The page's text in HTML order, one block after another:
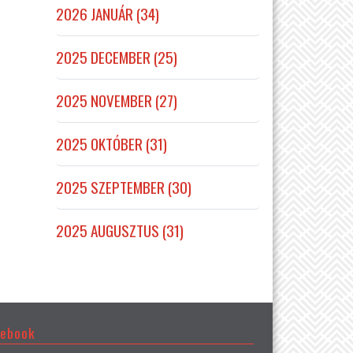
2026 JANUÁR (34)
2025 DECEMBER (25)
2025 NOVEMBER (27)
2025 OKTÓBER (31)
2025 SZEPTEMBER (30)
2025 AUGUSZTUS (31)